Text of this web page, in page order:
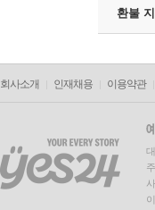
환불
회사소개 인재채용 이용약관